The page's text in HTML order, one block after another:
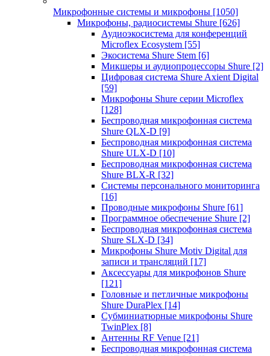
Микрофонные системы и микрофоны [1050]
Микрофоны, радиосистемы Shure [626]
Аудиоэкосистема для конференций
Microflex Ecosystem [55]
Экосистема Shure Stem [6]
Микшеры и аудиопроцессоры Shure [2]
Цифровая система Shure Axient Digital
[59]
Микрофоны Shure серии Microflex
[128]
Беспроводная микрофонная система
Shure QLX-D [9]
Беспроводная микрофонная система
Shure ULX-D [10]
Беспроводная микрофонная система
Shure BLX-R [32]
Системы персонального мониторинга
[16]
Проводные микрофоны Shure [61]
Программное обеспечение Shure [2]
Беспроводная микрофонная система
Shure SLX-D [34]
Микрофоны Shure Motiv Digital для
записи и трансляций [17]
Аксессуары для микрофонов Shure
[121]
Головные и петличные микрофоны
Shure DuraPlex [14]
Субминиатюрные микрофоны Shure
TwinPlex [8]
Антенны RF Venue [21]
Беспроводная микрофонная система